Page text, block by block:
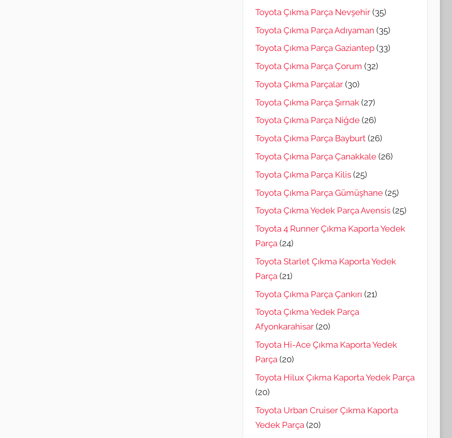
Toyota Çıkma Parça Nevşehir (35)
Toyota Çıkma Parça Adıyaman (35)
Toyota Çıkma Parça Gaziantep (33)
Toyota Çıkma Parça Çorum (32)
Toyota Çıkma Parçalar (30)
Toyota Çıkma Parça Şırnak (27)
Toyota Çıkma Parça Niğde (26)
Toyota Çıkma Parça Bayburt (26)
Toyota Çıkma Parça Çanakkale (26)
Toyota Çıkma Parça Kilis (25)
Toyota Çıkma Parça Gümüşhane (25)
Toyota Çıkma Yedek Parça Avensis (25)
Toyota 4 Runner Çıkma Kaporta Yedek
Parça (24)
Toyota Starlet Çıkma Kaporta Yedek
Parça (21)
Toyota Çıkma Parça Çankırı (21)
Toyota Çıkma Yedek Parça
Afyonkarahisar (20)
Toyota Hi-Ace Çıkma Kaporta Yedek
Parça (20)
Toyota Hilux Çıkma Kaporta Yedek Parça
(20)
Toyota Urban Cruiser Çıkma Kaporta
Yedek Parça (20)